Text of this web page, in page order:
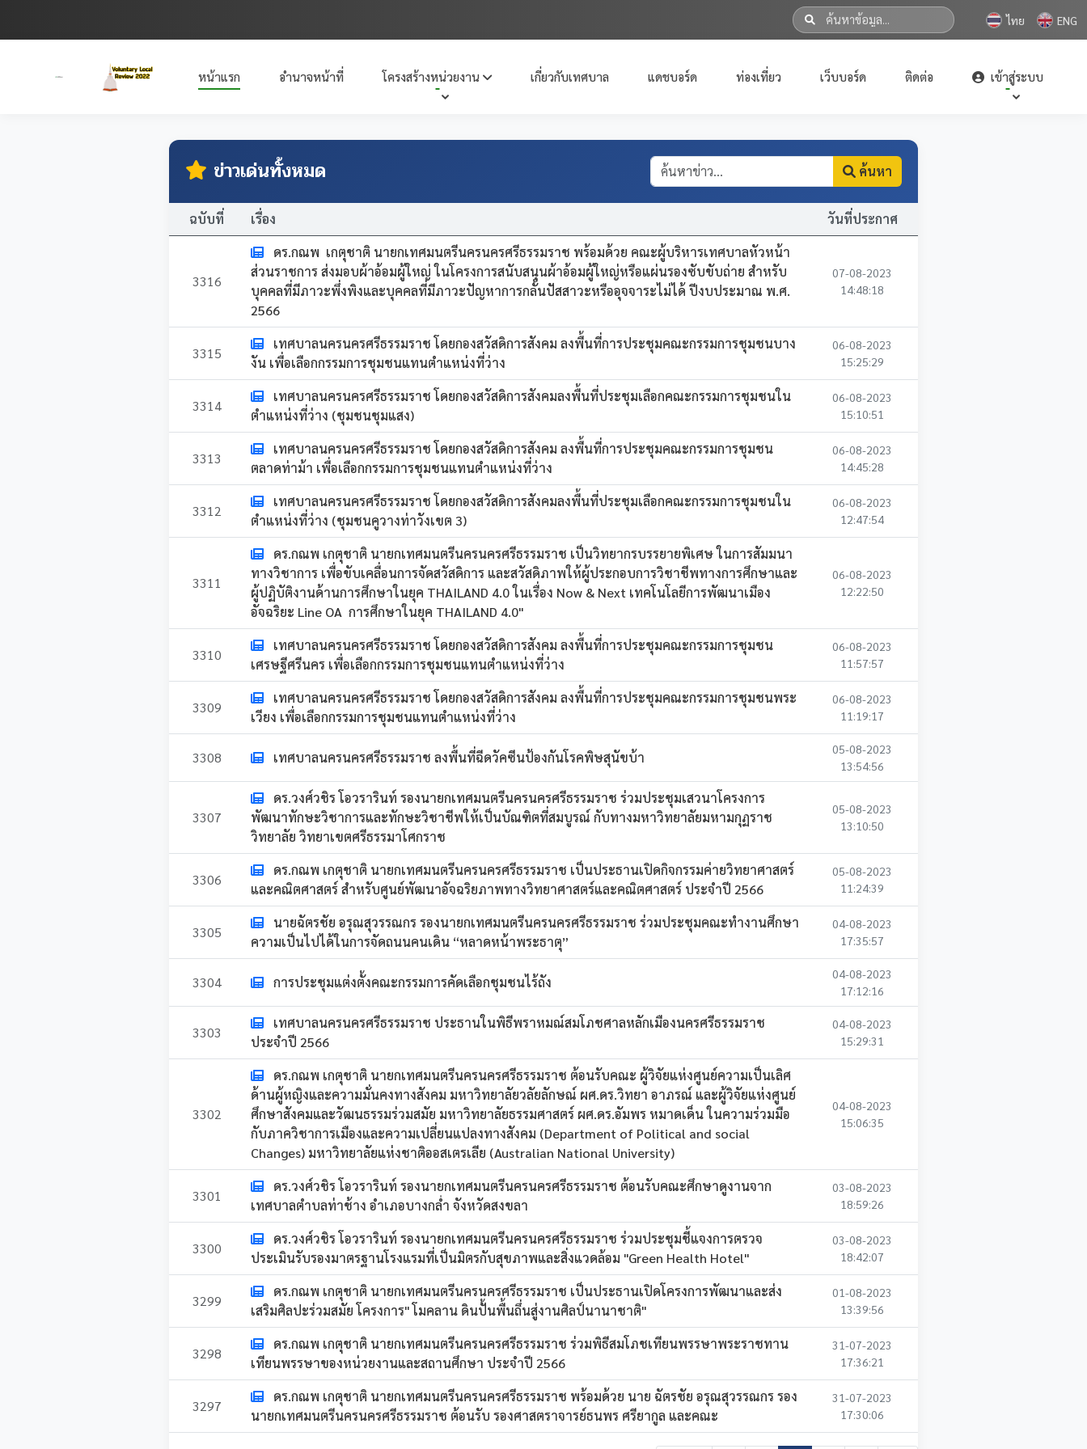
ไทย ENG
หน้าแรก อำนาจหน้าที่ โครงสร้างหน่วยงาน เกี่ยวกับเทศบาล แดชบอร์ด ท่องเที่ยว เว็บบอร์ด ติดต่อ เข้าสู่ระบบ
ข่าวเด่นทั้งหมด ค้นหา
ฉบับที่ เรื่อง วันที่ประกาศ
3316
ดร.กณพ เกตุชาติ นายกเทศมนตรีนครนครศรีธรรมราช พร้อมด้วย คณะผู้บริหารเทศบาลหัวหน้า
ส่วนราชการ ส่งมอบผ้าอ้อมผู้ใหญ่ ในโครงการสนับสนุนผ้าอ้อมผู้ใหญ่หรือแผ่นรองซับขับถ่าย สำหรับ
บุคคลที่มีภาวะพึ่งพิงและบุคคลที่มีภาวะปัญหาการกลั้นปัสสาวะหรืออุจจาระไม่ได้ ปีงบประมาณ พ.ศ.
2566
07-08-2023
14:48:18
3315
เทศบาลนครนครศรีธรรมราช โดยกองสวัสดิการสังคม ลงพื้นที่การประชุมคณะกรรมการชุมชนบาง
งัน เพื่อเลือกกรรมการชุมชนแทนตำแหน่งที่ว่าง
06-08-2023
15:25:29
3314
เทศบาลนครนครศรีธรรมราช โดยกองสวัสดิการสังคมลงพื้นที่ประชุมเลือกคณะกรรมการชุมชนใน
ตำแหน่งที่ว่าง (ชุมชนชุมแสง)
06-08-2023
15:10:51
3313
เทศบาลนครนครศรีธรรมราช โดยกองสวัสดิการสังคม ลงพื้นที่การประชุมคณะกรรมการชุมชน
ตลาดท่าม้า เพื่อเลือกกรรมการชุมชนแทนตำแหน่งที่ว่าง
06-08-2023
14:45:28
3312
เทศบาลนครนครศรีธรรมราช โดยกองสวัสดิการสังคมลงพื้นที่ประชุมเลือกคณะกรรมการชุมชนใน
ตำแหน่งที่ว่าง (ชุมชนคูวางท่าวังเขต 3)
06-08-2023
12:47:54
3311
ดร.กณพ เกตุชาติ นายกเทศมนตรีนครนครศรีธรรมราช เป็นวิทยากรบรรยายพิเศษ ในการสัมมนา
ทางวิชาการ เพื่อขับเคลื่อนการจัดสวัสดิการ และสวัสดิภาพให้ผู้ประกอบการวิชาชีพทางการศึกษาและ
ผู้ปฏิบัติงานด้านการศึกษาในยุค THAILAND 4.0 ในเรื่อง Now & Next เทคโนโลยีการพัฒนาเมือง
อัจฉริยะ Line OA การศึกษาในยุค THAILAND 4.0"
06-08-2023
12:22:50
3310
เทศบาลนครนครศรีธรรมราช โดยกองสวัสดิการสังคม ลงพื้นที่การประชุมคณะกรรมการชุมชน
เศรษฐีศรีนคร เพื่อเลือกกรรมการชุมชนแทนตำแหน่งที่ว่าง
06-08-2023
11:57:57
3309
เทศบาลนครนครศรีธรรมราช โดยกองสวัสดิการสังคม ลงพื้นที่การประชุมคณะกรรมการชุมชนพระ
เวียง เพื่อเลือกกรรมการชุมชนแทนตำแหน่งที่ว่าง
06-08-2023
11:19:17
3308 เทศบาลนครนครศรีธรรมราช ลงพื้นที่ฉีดวัคซีนป้องกันโรคพิษสุนัขบ้า
05-08-2023
13:54:56
3307
ดร.วงศ์วชิร โอวรารินท์ รองนายกเทศมนตรีนครนครศรีธรรมราช ร่วมประชุมเสวนาโครงการ
พัฒนาทักษะวิชาการและทักษะวิชาชีพให้เป็นบัณฑิตที่สมบูรณ์ กับทางมหาวิทยาลัยมหามกุฏราช
วิทยาลัย วิทยาเขตศรีธรรมาโศกราช
05-08-2023
13:10:50
3306
ดร.กณพ เกตุชาติ นายกเทศมนตรีนครนครศรีธรรมราช เป็นประธานเปิดกิจกรรมค่ายวิทยาศาสตร์
และคณิตศาสตร์ สำหรับศูนย์พัฒนาอัจฉริยภาพทางวิทยาศาสตร์และคณิตศาสตร์ ประจำปี 2566
05-08-2023
11:24:39
3305
นายฉัตรชัย อรุณสุวรรณกร รองนายกเทศมนตรีนครนครศรีธรรมราช ร่วมประชุมคณะทำงานศึกษา
ความเป็นไปได้ในการจัดถนนคนเดิน “หลาดหน้าพระธาตุ”
04-08-2023
17:35:57
3304 การประชุมแต่งตั้งคณะกรรมการคัดเลือกชุมชนไร้ถัง
04-08-2023
17:12:16
3303
เทศบาลนครนครศรีธรรมราช ประธานในพิธีพราหมณ์สมโภชศาลหลักเมืองนครศรีธรรมราช
ประจำปี 2566
04-08-2023
15:29:31
3302
ดร.กณพ เกตุชาติ นายกเทศมนตรีนครนครศรีธรรมราช ต้อนรับคณะ ผู้วิจัยแห่งศูนย์ความเป็นเลิศ
ด้านผู้หญิงและความมั่นคงทางสังคม มหาวิทยาลัยวลัยลักษณ์ ผศ.ดร.วิทยา อาภรณ์ และผู้วิจัยแห่งศูนย์
ศึกษาสังคมและวัฒนธรรมร่วมสมัย มหาวิทยาลัยธรรมศาสตร์ ผศ.ดร.อัมพร หมาดเด็น ในความร่วมมือ
กับภาควิชาการเมืองและความเปลี่ยนแปลงทางสังคม (Department of Political and social
Changes) มหาวิทยาลัยแห่งชาติออสเตรเลีย (Australian National University)
04-08-2023
15:06:35
3301
ดร.วงศ์วชิร โอวรารินท์ รองนายกเทศมนตรีนครนครศรีธรรมราช ต้อนรับคณะศึกษาดูงานจาก
เทศบาลตำบลท่าช้าง อำเภอบางกล่ำ จังหวัดสงขลา
03-08-2023
18:59:26
3300
ดร.วงศ์วชิร โอวรารินท์ รองนายกเทศมนตรีนครนครศรีธรรมราช ร่วมประชุมชี้แจงการตรวจ
ประเมินรับรองมาตรฐานโรงแรมที่เป็นมิตรกับสุขภาพและสิ่งแวดล้อม "Green Health Hotel"
03-08-2023
18:42:07
3299
ดร.กณพ เกตุชาติ นายกเทศมนตรีนครนครศรีธรรมราช เป็นประธานเปิดโครงการพัฒนาและส่ง
เสริมศิลปะร่วมสมัย โครงการ" โมคลาน ดินปั้นพื้นถึ่นสู่งานศิลป์นานาชาติ"
01-08-2023
13:39:56
3298
ดร.กณพ เกตุชาติ นายกเทศมนตรีนครนครศรีธรรมราช ร่วมพิธีสมโภชเทียนพรรษาพระราชทาน
เทียนพรรษาของหน่วยงานและสถานศึกษา ประจำปี 2566
31-07-2023
17:36:21
3297
ดร.กณพ เกตุชาติ นายกเทศมนตรีนครนครศรีธรรมราช พร้อมด้วย นาย ฉัตรชัย อรุณสุวรรณกร รอง
นายกเทศมนตรีนครนครศรีธรรมราช ต้อนรับ รองศาสตราจารย์ธนพร ศรียากูล และคณะ
31-07-2023
17:30:06